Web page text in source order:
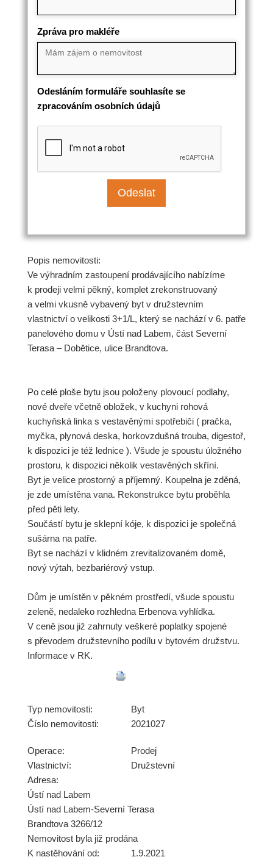
Zpráva pro makléře
Odesláním formuláře souhlasíte se
zpracováním osobních údajů
Popis nemovitosti:
Ve výhradním zastoupení prodávajícího nabízíme
k prodeji velmi pěkný, komplet zrekonstruovaný
a velmi vkusně vybavený byt v družstevním
vlastnictví o velikosti 3+1/L, který se nachází v 6. patře
panelového domu v Ústí nad Labem, část Severní
Terasa – Dobětice, ulice Brandtova.
Po celé ploše bytu jsou položeny plovoucí podlahy,
nové dveře včetně obložek, v kuchyni rohová
kuchyňská linka s vestavěnými spotřebiči ( pračka,
myčka, plynová deska, horkovzdušná trouba, digestoř,
k dispozici je též lednice ). Všude je spoustu úložného
prostoru, k dispozici několik vestavěných skříní.
Byt je velice prostorný a příjemný. Koupelna je zděná,
je zde umístěna vana. Rekonstrukce bytu proběhla
před pěti lety.
Součástí bytu je sklepní kóje, k dispozici je společná
sušárna na patře.
Byt se nachází v klidném zrevitalizovaném domě,
nový výtah, bezbariérový vstup.
Dům je umístěn v pěkném prostředí, všude spoustu
zeleně, nedaleko rozhledna Erbenova vyhlídka.
V ceně jsou již zahrnuty veškeré poplatky spojené
s převodem družstevního podílu v bytovém družstvu.
Informace v RK.
Typ nemovitosti:
Byt
Číslo nemovitosti:
2021027
Operace:
Prodej
Vlastnictví:
Družstevní
Adresa:
Ústí nad Labem
Ústí nad Labem-Severní Terasa
Brandtova 3266/12
Nemovitost byla již prodána
K nastěhování od:
1.9.2021